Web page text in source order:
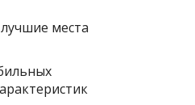
места